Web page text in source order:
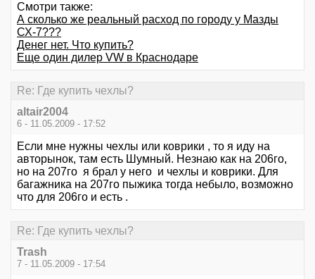
Смотри также:
А сколько же реальный расход по городу у Мазды
СХ-7???
Денег нет. Что купить?
Еще один дилер VW в Краснодаре
Re: Где купить чехлы?
altair2004
6 - 11.05.2009 - 17:52
Если мне нужны чехлы или коврики , то я иду на
авторынок, там есть Шумный. Незнаю как на 206го,
но на 207го я брал у него и чехлы и коврики. Для
багажника на 207го пыжика тогда небыло, возможно
что для 206го и есть .
Re: Где купить чехлы?
Trash
7 - 11.05.2009 - 17:54